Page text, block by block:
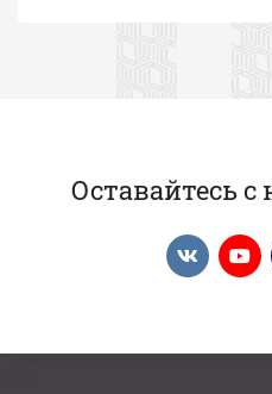
Оставайтесь